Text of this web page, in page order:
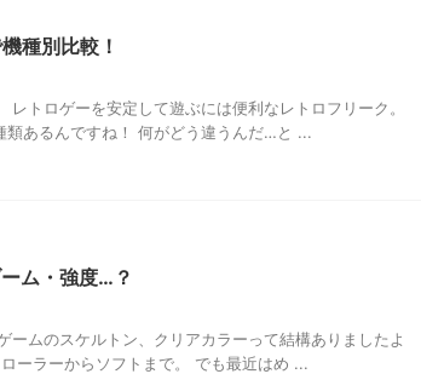
種別比較！
トロゲーを安定して遊ぶには便利なレトロフリーク。
類あるんですね！ 何がどう違うんだ…と ...
ム・強度…？
ームのスケルトン、クリアカラーって結構ありましたよ
ーラーからソフトまで。 でも最近はめ ...